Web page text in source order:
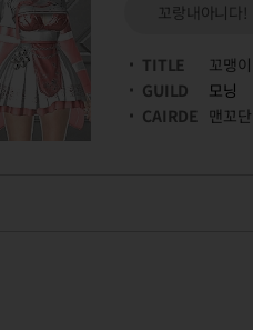
꼬랑내아니다!
TITLE
꼬맹이
GUILD
모닝
CAIRDE 맨꼬단